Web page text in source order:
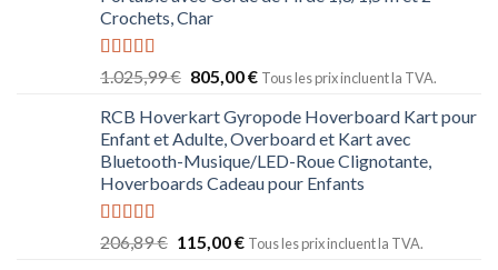
Crochets, Char
Note5.00
1.025,99€ 805,00€ Tous les prix incluent la TVA.
RCB Hoverkart Gyropode Hoverboard Kart pour
Enfant et Adulte, Overboard et Kart avec
Bluetooth-Musique/LED-Roue Clignotante,
Hoverboards Cadeau pour Enfants
Note5.00
sur 5
206,89€ 115,00€ Tous les prix incluent la TVA.